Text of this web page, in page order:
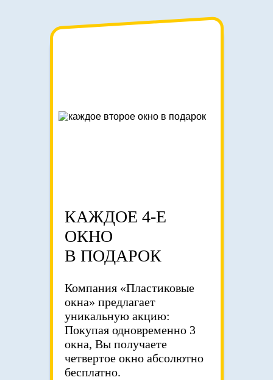
КАЖДОЕ 4-Е
ОКНО
В ПОДАРОК
Компания «Пластиковые
окна» предлагает
уникальную акцию:
Покупая одновременно 3
окна, Вы получаете
четвертое окно абсолютно
бесплатно.